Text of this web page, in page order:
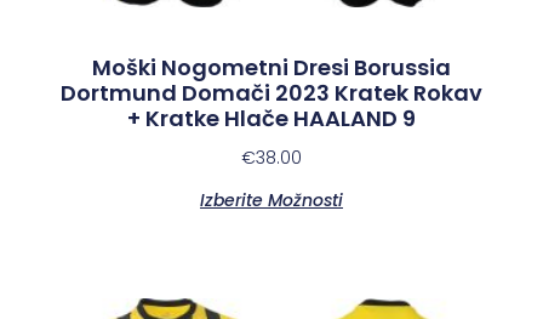
Moški Nogometni Dresi Borussia
Dortmund Domači 2023 Kratek Rokav
+ Kratke Hlače HAALAND 9
€38.00
Izberite Možnosti